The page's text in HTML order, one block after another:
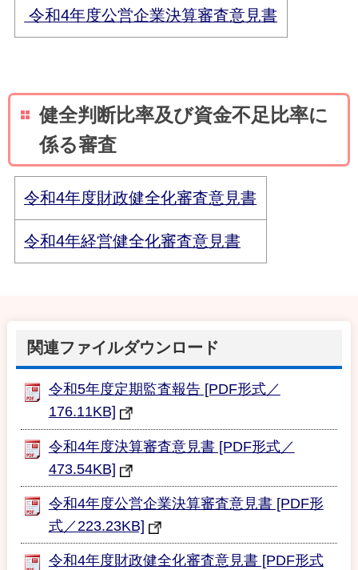
令和4年度公営企業決算審査意見書
健全判断比率及び資金不足比率に
係る審査
令和4年度財政健全化審査意見書
令和4年経営健全化審査意見書
関連ファイルダウンロード
令和5年度定期監査報告 [PDF形式／
176.11KB]
令和4年度決算審査意見書 [PDF形式／
473.54KB]
令和4年度公営企業決算審査意見書 [PDF形
式／223.23KB]
令和4年度財政健全化審査意見書 [PDF形式